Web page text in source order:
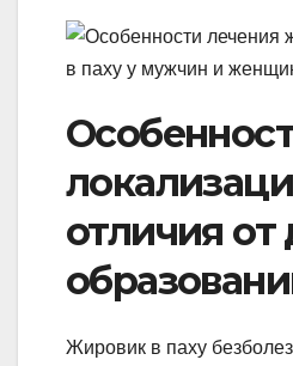
отличия от
Жировик в паху